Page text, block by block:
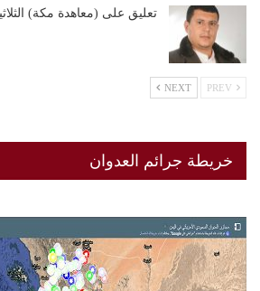
تعليق على (معاهدة مكة)
NEXT
خريطة جرائم العدوان